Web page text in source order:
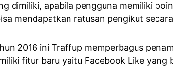
dimiliki, apabila pengguna memiliki
mendapatkan ratusan pengikut
2016 ini Traffup memperbagus
fitur baru yaitu Facebook Like yang